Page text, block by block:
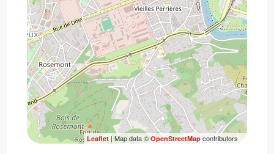
Leaflet| Map data ©OpenStreetMapcontributors